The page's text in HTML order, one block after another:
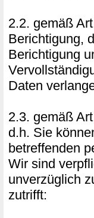
2.2. gemäß
Berichtigung,
Berichtigung
Daten
2.3. gemäß
d.h. Sie
betreffenden
Wir sind
unverzüglich
zutrifft: